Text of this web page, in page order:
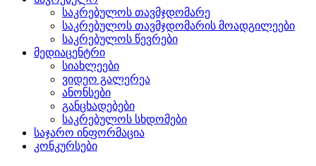
საკრებულოს თავმჯდომარე
საკრებულოს თავმჯდომარის მოადგილეები
საკრებულოს წევრები
მედიაცენტრი
სიახლეები
ვიდეო გალერეა
ანონსები
განცხადებები
საკრებულოს სხდომები
საჯარო ინფორმაცია
კონკურსები